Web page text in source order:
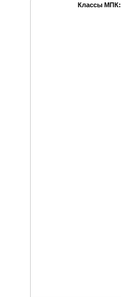
Классы МПК: